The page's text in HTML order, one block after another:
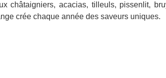
châtaigniers, acacias, tilleuls, pissenlit,
crée chaque année des saveurs uniques.